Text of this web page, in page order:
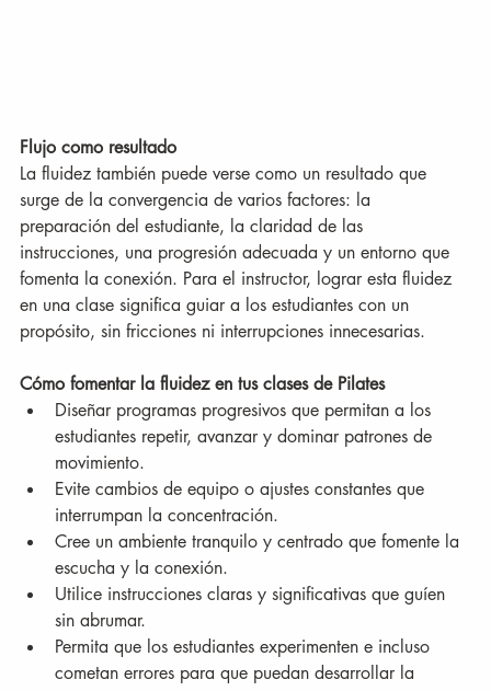
Flujo como resultado
La fluidez también puede verse como un resultado que
surge de la convergencia de varios factores: la
preparación del estudiante, la claridad de las
instrucciones, una progresión adecuada y un entorno que
fomenta la conexión. Para el instructor, lograr esta fluidez
en una clase significa guiar a los estudiantes con un
propósito, sin fricciones ni interrupciones innecesarias.
Cómo fomentar la fluidez en tus clases de Pilates
Diseñar programas progresivos que permitan a los
estudiantes repetir, avanzar y dominar patrones de
movimiento.
Evite cambios de equipo o ajustes constantes que
interrumpan la concentración.
Cree un ambiente tranquilo y centrado que fomente la
escucha y la conexión.
Utilice instrucciones claras y significativas que guíen
sin abrumar.
Permita que los estudiantes experimenten e incluso
cometan errores para que puedan desarrollar la